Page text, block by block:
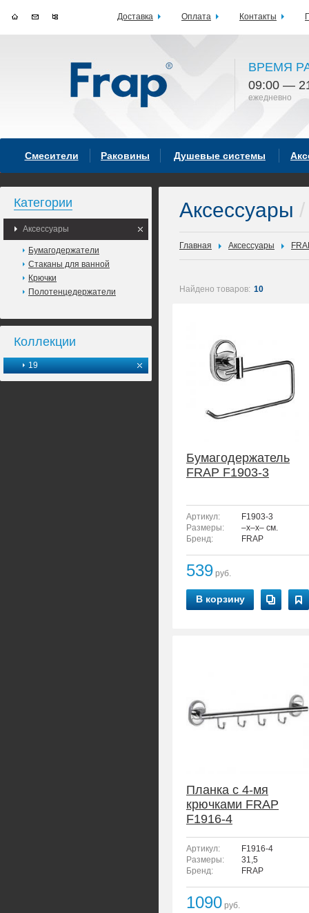
ВРЕМЯ
09:00 —
ежедневно
Смесители Раковины Душевые системы
Категории
Аксессуары
Бумагодержатели
Стаканы для ванной
Крючки
Полотенцедержатели
Коллекции
19
Аксессуары /
Главная Аксессуары
Найдено товаров: 10
Бумагодержатель
FRAP F1903-3
Артикул:
F1903-3
Размеры:
–x–x– см.
Бренд:
FRAP
539 руб.
В корзину
Планка с 4-мя
крючками FRAP
F1916-4
Артикул:
F1916-4
Размеры:
31,5
Бренд:
FRAP
1090 руб.
Доставка Оплата Контакты